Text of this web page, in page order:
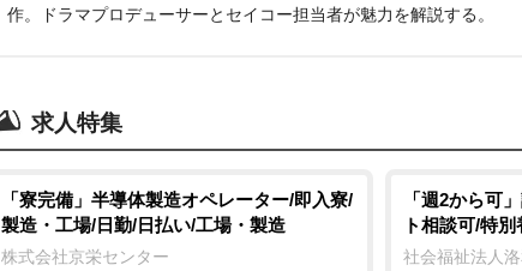
作。ドラマプロデューサーとセイコー担当者が魅力を解説する。
求人特集
「寮完備」半導体製造オペレーター/即入寮/
製造・工場/日勤/日払い/工場・製造
株式会社京栄センター
「週2から可
ト相談可/特
社会福祉法人